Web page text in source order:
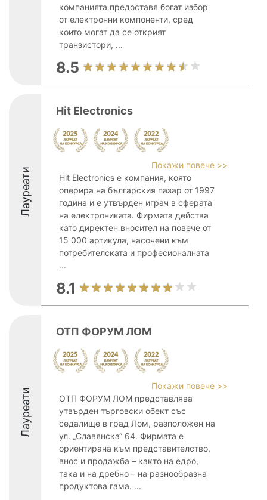
компанията предоставя богат избор
от електронни компоненти, сред
които могат да се открият
транзистори, ...
8.5
Лауреати
Hit Electronics
Покажи повече >>
Hit Electronics е компания, която
оперира на българския пазар от 1997
година и е утвърден играч в сферата
на електрониката. Фирмата действа
като директен вносител на повече от
15 000 артикула, насочени към
потребителската и професионалната
...
8.1
Лауреати
ОТП ФОРУМ ЛОМ
Покажи повече >>
ОТП ФОРУМ ЛОМ представлява
утвърден търговски обект със
седалище в град Лом, разположен на
ул. „Славянска“ 64. Фирмата е
ориентирана към представителство,
внос и продажба – както на едро,
така и на дребно – на разнообразна
продуктова гама. ...